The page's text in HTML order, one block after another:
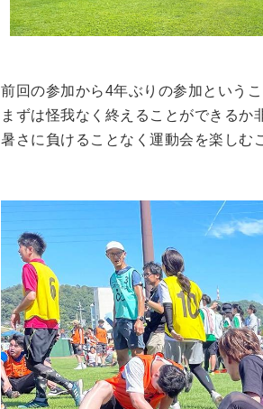
前回の参加から4年ぶりの参加という
まずは怪我なく終えることができるか
暑さに負けることなく運動会を楽しむ